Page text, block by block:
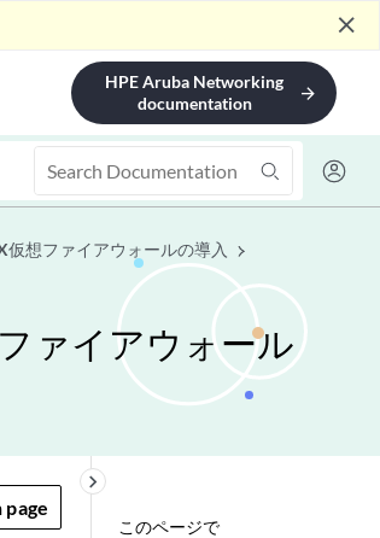
close
HPE Aruba Networking
documentation
arrow_forward
仮想ファイアウォールの導入
ァイアウォール
このページで
keyboard_arrow_right
page